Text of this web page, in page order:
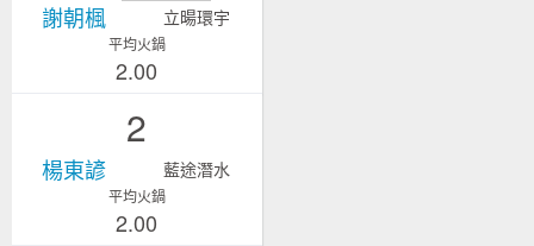
謝朝楓 立暘環宇
平均火鍋
2.00
2
楊東諺 藍途潛水
平均火鍋
2.00